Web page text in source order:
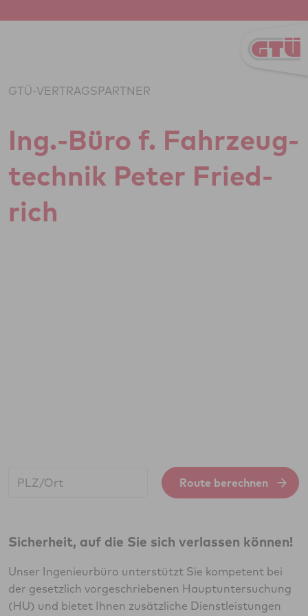
GTÜ-VERTRAGSPARTNER
Ing.-Büro f. Fahr­zeug­
tech­nik Peter Fried­
rich
Route berechnen
Sicherheit, auf die Sie sich verlassen können!
Unser Ingenieurbüro unterstützt Sie kompetent bei
der gesetzlich vorgeschriebenen Hauptuntersuchung
(HU) und bietet Ihnen zusätzliche Dienstleistungen